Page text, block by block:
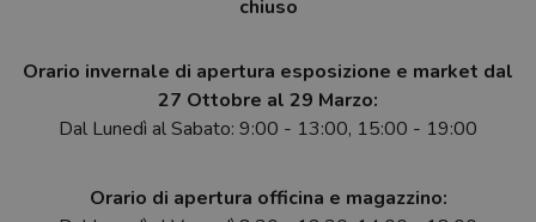
chiuso
Orario invernale di apertura esposizione e market dal
27 Ottobre al 29 Marzo:
Dal Lunedì al Sabato: 9:00 - 13:00, 15:00 - 19:00
Orario di apertura officina e magazzino: